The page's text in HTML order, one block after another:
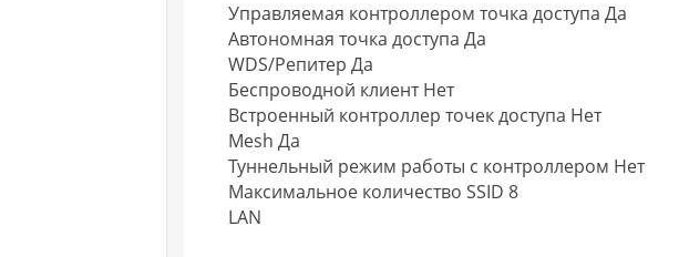
Управляемая контроллером точка доступа Да
Автономная точка доступа Да
WDS/Репитер Да
Беспроводной клиент Нет
Встроенный контроллер точек доступа Нет
Mesh Да
Туннельный режим работы с контроллером Нет
Максимальное количество SSID 8
LAN